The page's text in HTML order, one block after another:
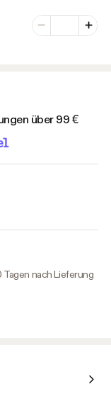
Minus
Anzahl der
Plus
über 99 €
nach Lieferung